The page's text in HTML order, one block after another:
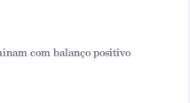
com balanço positivo